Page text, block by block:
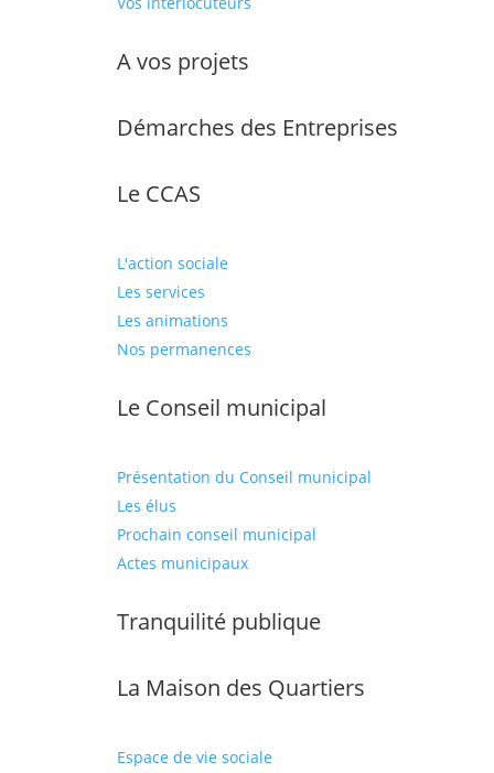
A vos projets
Démarches des Entreprises
Le CCAS
L'action sociale
Les services
Les animations
Nos permanences
Le Conseil municipal
Présentation du Conseil municipal
Les élus
Prochain conseil municipal
Actes municipaux
Tranquilité publique
La Maison des Quartiers
Espace de vie sociale